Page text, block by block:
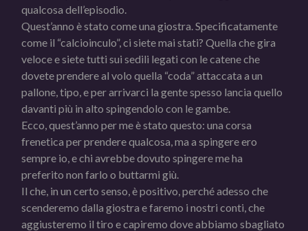
qualcosa dell’episodio.
Quest’anno è stato come una giostra. Specificatamente
come il “calcioinculo”, ci siete mai stati? Quella che gira
veloce e siete tutti sui sedili legati con le catene che
dovete prendere al volo quella “coda” attaccata a un
pallone, tipo, e per arrivarci la gente spesso lancia quello
davanti più in alto spingendolo con le gambe.
Ecco, quest’anno per me è stato questo: una corsa
frenetica per prendere qualcosa, ma a spingere ero
sempre io, e chi avrebbe dovuto spingere me ha
preferito non farlo o buttarmi giù.
Il che, in un certo senso, è positivo, perché adesso che
scenderemo dalla giostra e faremo i nostri conti, che
aggiusteremo il tiro e capiremo dove abbiamo sbagliato